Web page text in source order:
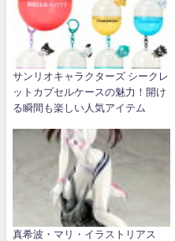
サンリオキャラクターズ シークレ
ットカプセルケースの魅力！開け
る瞬間も楽しい人気アイテム
真希波・マリ・イラストリアス